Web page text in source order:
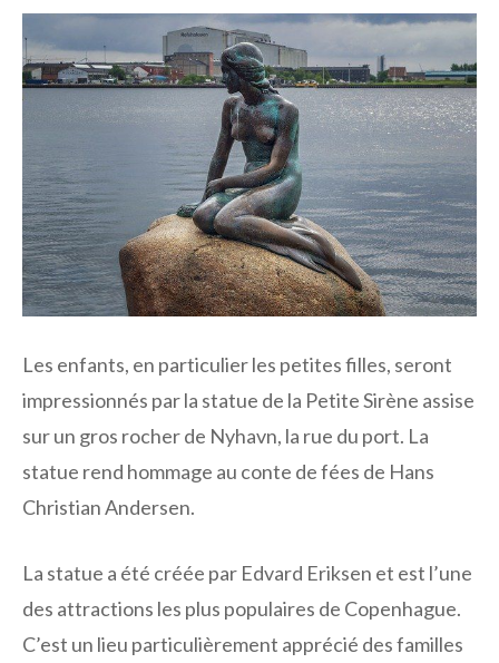
Les enfants, en particulier les petites filles, seront
impressionnés par la statue de la Petite Sirène assise
sur un gros rocher de Nyhavn, la rue du port. La
statue rend hommage au conte de fées de Hans
Christian Andersen.
La statue a été créée par Edvard Eriksen et est l’une
des attractions les plus populaires de Copenhague.
C’est un lieu particulièrement apprécié des familles